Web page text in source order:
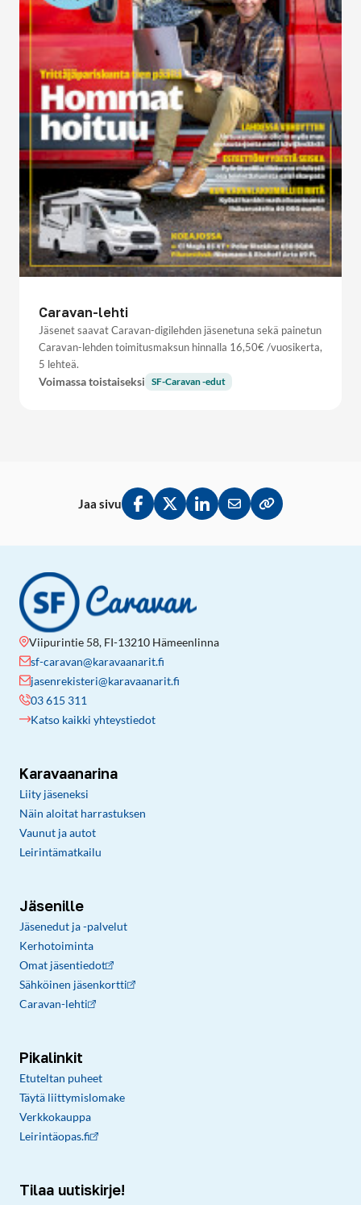
Caravan-lehti
Jäsenet saavat Caravan-digilehden jäsenetuna sekä painetun
Caravan-lehden toimitusmaksun hinnalla 16,50€ /vuosikerta,
5 lehteä.
Voimassa toistaiseksi SF-Caravan -edut
Jaa sivu
Jaa Facebookissa
Jaa Twitterissä
Jaa LinkedInissä
Jaa sähköpostitse
Kopioi linkki
Viipurintie 58, FI-13210 Hämeenlinna
sf-caravan@karavaanarit.fi
jasenrekisteri@karavaanarit.fi
03 615 311
Katso kaikki yhteystiedot
Karavaanarina
Liity jäseneksi
Näin aloitat harrastuksen
Vaunut ja autot
Leirintämatkailu
Jäsenille
Jäsenedut ja -palvelut
Kerhotoiminta
Omat jäsentiedot
Sähköinen jäsenkortti
Caravan-lehti
Pikalinkit
Etuteltan puheet
Täytä liittymislomake
Verkkokauppa
Leirintäopas.fi
Tilaa uutiskirje!